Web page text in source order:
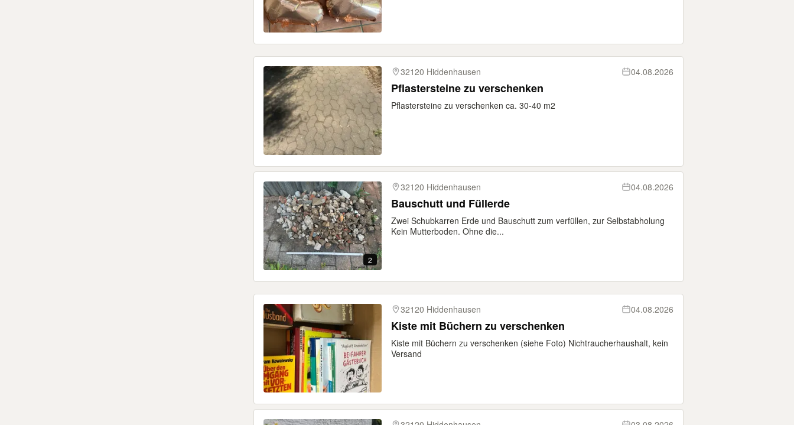
32120 Hiddenhausen 04.08.2026
Pflastersteine zu verschenken
Pflastersteine zu verschenken ca. 30-40 m2
2
32120 Hiddenhausen 04.08.2026
Bauschutt und Füllerde
Zwei Schubkarren Erde und Bauschutt zum verfüllen, zur Selbstabholung
Kein Mutterboden. Ohne die...
32120 Hiddenhausen 04.08.2026
Kiste mit Büchern zu verschenken
Kiste mit Büchern zu verschenken (siehe Foto) Nichtraucherhaushalt, kein
Versand